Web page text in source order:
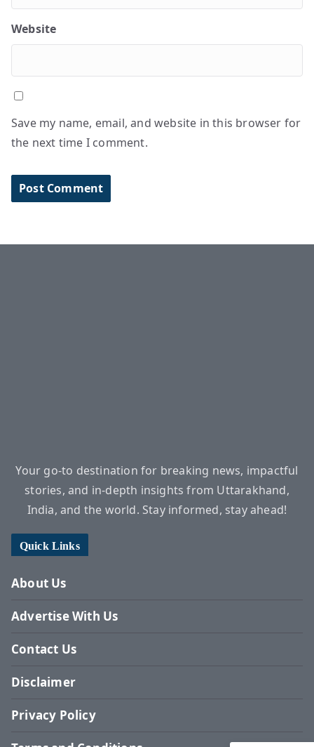
Website
Save my name, email, and website in this browser for
the next time I comment.
Your go-to destination for breaking news, impactful
stories, and in-depth insights from Uttarakhand,
India, and the world. Stay informed, stay ahead!
Quick Links
About Us
Advertise With Us
Contact Us
Disclaimer
Privacy Policy